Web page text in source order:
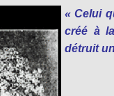
« Celui
créé à
détruit